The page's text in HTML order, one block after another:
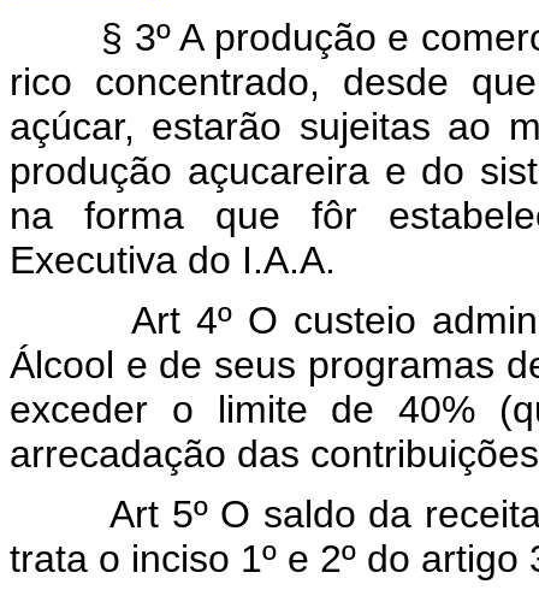
§ 3º A produção e
rico concentrado, desde
açúcar, estarão sujeitas ao
produção açucareira e do
na forma que fôr
Executiva do I.A.A.
Art 4º O custeio
Álcool e de seus programas
exceder o limite de 40%
arrecadação das
Art 5º O saldo da receita
trata o inciso 1º e 2º do artigo